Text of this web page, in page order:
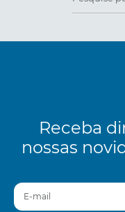
Receba
nossas
E-mail